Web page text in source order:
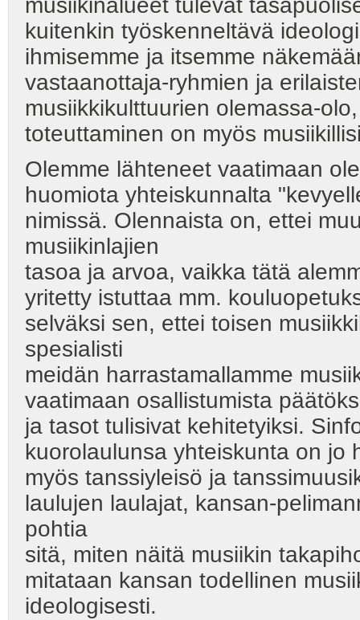
musiikinalueet tulevat
kuitenkin työskenneltävä
ihmisemme ja itsemme
vastaanottaja-ryhmien ja
musiikkikulttuurien olemassa-
toteuttaminen on myös
Olemme lähteneet vaatimaan
huomiota yhteiskunnalta
nimissä. Olennaista on, ettei
musiikinlajien
tasoa ja arvoa, vaikka tätä
yritetty istuttaa mm.
selväksi sen, ettei toisen
spesialisti
meidän harrastamallamme
vaatimaan osallistumista
ja tasot tulisivat kehitetyiksi.
kuorolaulunsa yhteiskunta on jo
myös tanssiyleisö ja
laulujen laulajat, kansan-
pohtia
sitä, miten näitä musiikin
mitataan kansan todellinen
ideologisesti.